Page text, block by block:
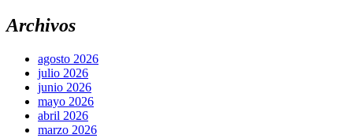
Archivos
agosto 2026
julio 2026
junio 2026
mayo 2026
abril 2026
marzo 2026